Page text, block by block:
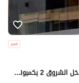
توين هاوس للبيع جاهزه للسكن و المعاينه عند مدخل الشروق 2 بكمبوند ساكن و عايش و اقساط بدون فوايد